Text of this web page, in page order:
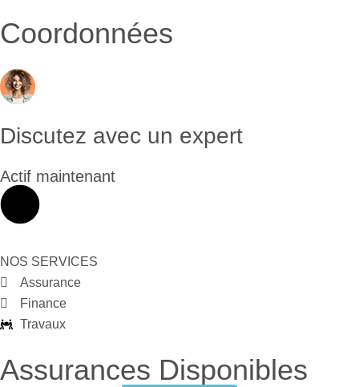
Coordonnées
Discutez avec un expert
Actif maintenant
NOS SERVICES
Assurance
Finance
Travaux
Assurances Disponibles